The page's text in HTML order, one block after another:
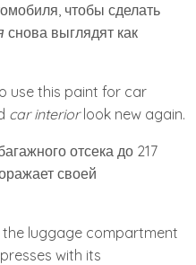
чтобы сделать
снова выглядят как
use this paint for car
car interiorlook new again.
отсека до 217
своей
luggage compartment
with its